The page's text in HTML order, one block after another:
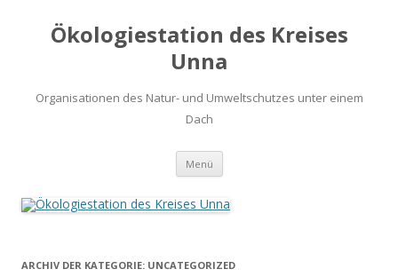
Ökologiestation des Kreises
Unna
Organisationen des Natur- und Umweltschutzes unter einem
Dach
Menü Zum
springen
ARCHIV DER KATEGORIE: UNCATEGORIZED